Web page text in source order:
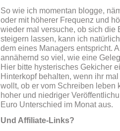
So wie ich momentan blogge,
oder mit höherer Frequenz und
wieder mal versuche, ob sich die
steigern lassen, kann ich
dem eines Managers entspricht.
annähernd so viel, wie eine
Hier bitte hysterisches Gekicher
Hinterkopf behalten, wenn ihr
wollt, ob er vom Schreiben leben
hoher und niedriger
Euro Unterschied im Monat aus.
Und Affiliate-Links?